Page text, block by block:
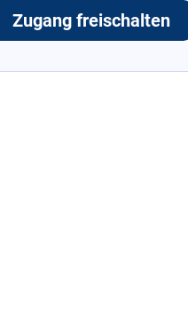
Zugang freischalten